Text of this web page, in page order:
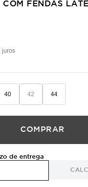
COM FENDAS
juros
40 42 44
COMPRAR
de entrega